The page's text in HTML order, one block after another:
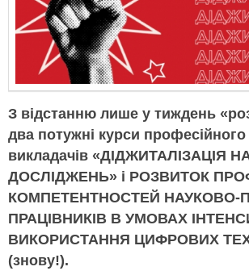
З відстанню лише у тиждень
два потужні курси професійного
викладачів «ДІДЖИТАЛІЗАЦІЯ
ДОСЛІДЖЕНЬ» і РОЗВИТОК
КОМПЕТЕНТНОСТЕЙ НАУКОВО-
ПРАЦІВНИКІВ В УМОВАХ
ВИКОРИСТАННЯ ЦИФРОВИХ
(знову!).